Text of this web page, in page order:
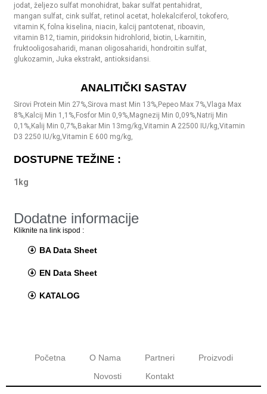
jodat, željezo sulfat monohidrat, bakar sulfat pentahidrat,
mangan sulfat, cink sulfat, retinol acetat, holekalciferol, tokofero,
vitamin K, folna kiselina, niacin, kalcij pantotenat, riboavin,
vitamin B12, tiamin, piridoksin hidrohlorid, biotin, L-karnitin,
fruktooligosaharidi, manan oligosaharidi, hondroitin sulfat,
glukozamin, Juka ekstrakt, antioksidansi.
ANALITIČKI SASTAV
Sirovi Protein Min 27%,Sirova mast Min 13%,Pepeo Max 7%,Vlaga Max
8%,Kalcij Min 1,1%,Fosfor Min 0,9%,Magnezij Min 0,09%,Natrij Min
0,1%,Kalij Min 0,7%,Bakar Min 13mg/kg,Vitamin A 22500 IU/kg,Vitamin
D3 2250 IU/kg,Vitamin E 600 mg/kg,
DOSTUPNE TEŽINE :
1kg
Dodatne informacije
Kliknite na link ispod :
BA Data Sheet
EN Data Sheet
KATALOG
Početna O Nama Partneri
Proizvodi
Novosti
Kontakt